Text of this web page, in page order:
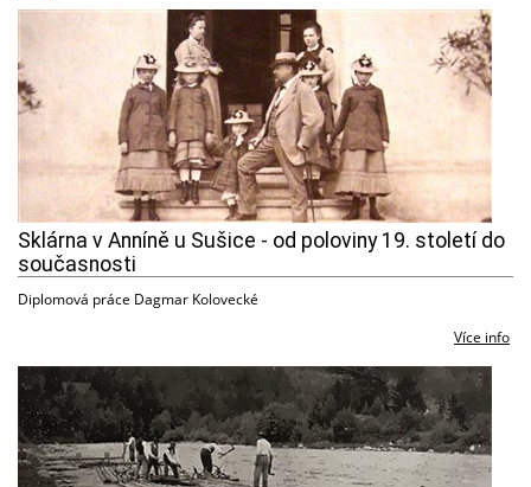
Sklárna v Anníně u Sušice - od poloviny 19. století do
současnosti
Diplomová práce Dagmar Kolovecké
Více info